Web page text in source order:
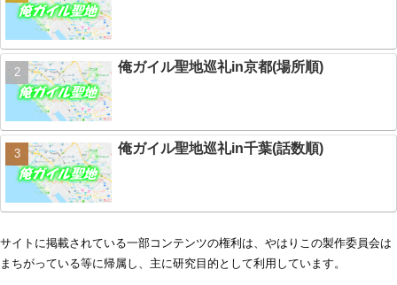
俺ガイル聖地巡礼in京都(場所順)
俺ガイル聖地巡礼in千葉(話数順)
サイトに掲載されている一部コンテンツの権利は、やはりこの製作委員会は
まちがっている等に帰属し、主に研究目的として利用しています。